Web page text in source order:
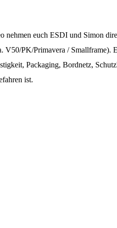
nehmen euch ESDI und Simon
V50/PK/Primavera / Smallframe).
Packaging, Bordnetz,
ist.